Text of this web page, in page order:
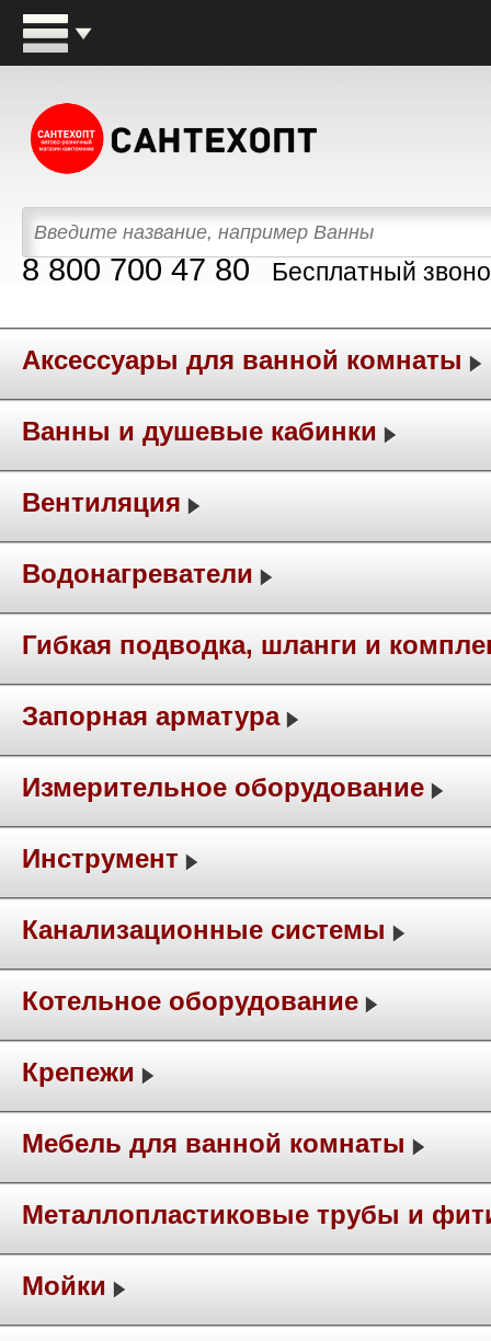
8 800 700 47 80 Бесплатный
Аксессуары для ванной комнаты
Ванны и душевые кабинки
Вентиляция
Водонагреватели
Гибкая подводка, шланги и
Запорная арматура
Измерительное оборудование
Инструмент
Канализационные системы
Котельное оборудование
Крепежи
Мебель для ванной комнаты
Металлопластиковые трубы и
Мойки